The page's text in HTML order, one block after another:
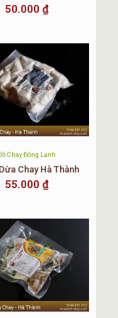
trong ngăn mát.
sử dụng thường
mở bao bì.
hạn.
bao bì.
Cá Thu
trong những thực
tín đồ ăn chay
chay hay những
vì tính tiện dụng,
50.000₫
Chay Đông Lạnh
Chay Hà Thành
55.000₫